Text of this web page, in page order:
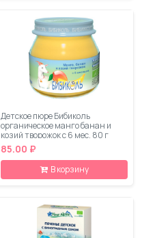
Детское пюре Бибиколь
органическое манго банан и
козий творожок с 6 мес. 80 г
85.00 ₽
В корзину